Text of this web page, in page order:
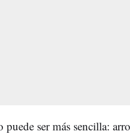
ser más sencilla: